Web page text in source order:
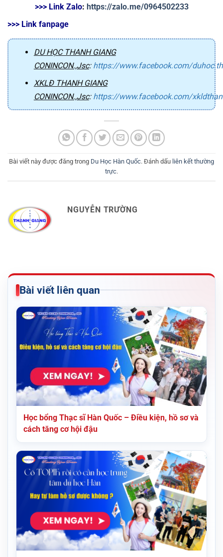
>>> Link Zalo: https://zalo.me/0964502233
>>> Link fanpage
DU HỌC THANH GIANG
CONINCON.,Jsc: https://www.facebook.com/
XKLĐ THANH GIANG
CONINCON.,Jsc: https://www.facebook.com/
Bài viết này được đăng trong Du Học Hàn Quốc. Đánh dấu liên kết thường
trực.
NGUYỄN TRƯỜNG
Bài viết liên quan
Học bổng Thạc sĩ Hàn Quốc – Điều kiện, hồ sơ và
cách tăng cơ hội đậu